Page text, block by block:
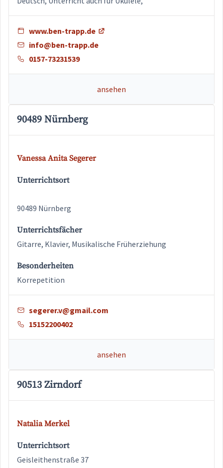
www.ben-trapp.de
info@ben-trapp.de
0157-73231539
ansehen
90489 Nürnberg
Vanessa Anita Segerer
Unterrichtsort
90489 Nürnberg
Unterrichtsfächer
Gitarre, Klavier, Musikalische Früherziehung
Besonderheiten
Korrepetition
segerer.v@gmail.com
15152200402
ansehen
90513 Zirndorf
Natalia Merkel
Unterrichtsort
Geisleithenstraße 37